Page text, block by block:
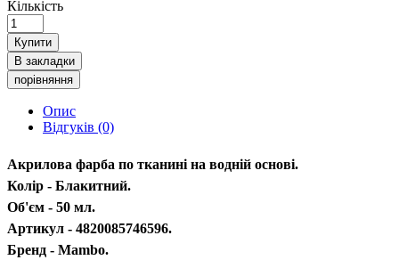
Кількість
Купити
В закладки
порівняння
Опис
Відгуків (0)
Акрилова фарба по тканині на водній основі.
Колір - Блакитний.
Об'єм - 50 мл.
Артикул - 4820085746596.
Бренд - Mambo.